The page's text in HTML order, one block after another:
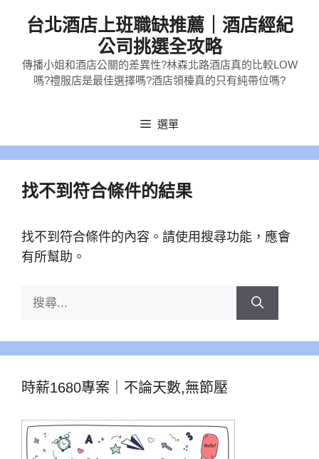
台北酒店上班職缺推薦｜酒店經紀
公司挑選全攻略
傳播小姐和酒店公關的差異性?林森北路酒店真的比較LOW
嗎?禮服店是最佳選擇嗎?酒店領檯真的只有純帶位嗎?
選單
找不到符合條件的結果
找不到符合條件的內容。請使用搜尋功能，應會
有所幫助。
時薪1680專案｜不論天數,無節壓